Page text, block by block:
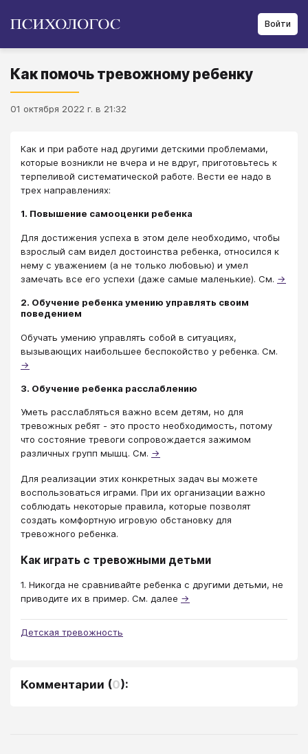
Войти
Как помочь тревожному ребенку
01 октября 2022 г. в 21:32
Как и при работе над другими детскими проблемами,
которые возникли не вчера и не вдруг, приготовьтесь к
терпеливой систематической работе. Вести ее надо в
трех направлениях:
1. Повышение самооценки ребенка
Для достижения успеха в этом деле необходимо, чтобы
взрослый сам видел достоинства ребенка, относился к
нему с уважением (а не только любовью) и умел
замечать все его успехи (даже самые маленькие). См. →
2. Обучение ребенка умению управлять своим
поведением
Обучать умению управлять собой в ситуациях,
вызывающих наибольшее беспокойство у ребенка. См.
→
3. Обучение ребенка расслаблению
Уметь расслабляться важно всем детям, но для
тревожных ребят - это просто необходимость, потому
что состояние тревоги сопровождается зажимом
различных групп мышц. См. →
Для реализации этих конкретных задач вы можете
воспользоваться играми. При их организации важно
соблюдать некоторые правила, которые позволят
создать комфортную игровую обстановку для
тревожного ребенка.
Как играть с тревожными детьми
1. Никогда не сравнивайте ребенка с другими детьми, не
приводите их в пример. См. далее →
Детская тревожность
Комментарии (0):